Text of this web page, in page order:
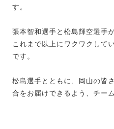
す。
張本智和選手と松島輝空選手
これまで以上にワクワクして
です。
松島選手とともに、岡山の皆
合をお届けできるよう、チー